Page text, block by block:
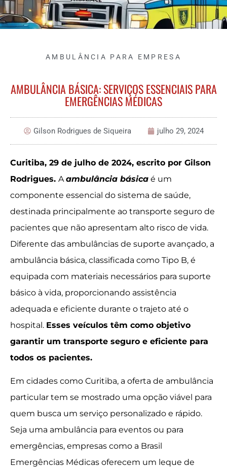
AMBULÂNCIA PARA EMPRESA
AMBULÂNCIA BÁSICA: SERVIÇOS ESSENCIAIS PARA
EMERGÊNCIAS MÉDICAS
Gilson Rodrigues de Siqueira julho 29, 2024
Curitiba, 29 de julho de 2024, escrito por Gilson
Rodrigues. Aambulância básica é um
componente essencial do sistema de saúde,
destinada principalmente ao transporte seguro de
pacientes que não apresentam alto risco de vida.
Diferente das ambulâncias de suporte avançado, a
ambulância básica, classificada como Tipo B, é
equipada com materiais necessários para suporte
básico à vida, proporcionando assistência
adequada e eficiente durante o trajeto até o
hospital. Esses veículos têm como objetivo
garantir um transporte seguro e eficiente para
todos os pacientes.
Em cidades como Curitiba, a oferta de ambulância
particular tem se mostrado uma opção viável para
quem busca um serviço personalizado e rápido.
Seja uma ambulância para eventos ou para
emergências, empresas como a Brasil
Emergências Médicas oferecem um leque de